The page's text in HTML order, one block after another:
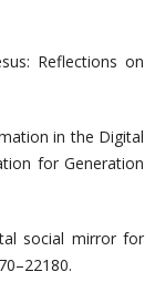
Reflections on
in the Digital
for Generation
social mirror for